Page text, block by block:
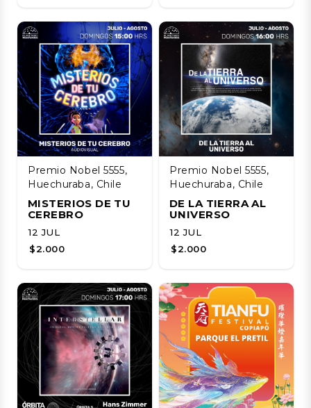
Premio Nobel 5555,
Huechuraba, Chile
MISTERIOS DE TU
CEREBRO
12 JUL
$2.000
Premio Nobel 5555,
Huechuraba, Chile
DE LA TIERRA AL
UNIVERSO
12 JUL
$2.000